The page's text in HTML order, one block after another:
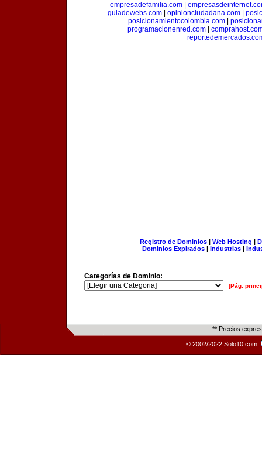
empresadefamilia.com
guiadewebs.com
opinionciudadana.com
posicionamientocolombia.com|
programacionenred.com
Registro de Dominios| Web Hosting |
Dominios Expirados | Industrias |
Categorías de Dominio:
[Pág.
** Precios
© 2002/2022 Solo10.com